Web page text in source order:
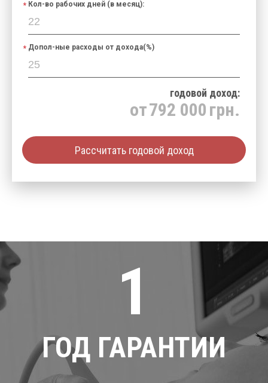
Кол-во рабочих дней (в месяц):
Допол-ные расходы от дохода(%)
годовой доход:
от792 000 грн.
Рассчитать годовой доход
1
ГОД ГАРАНТИИ